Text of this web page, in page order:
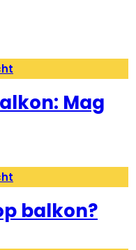
Mag
balkon?